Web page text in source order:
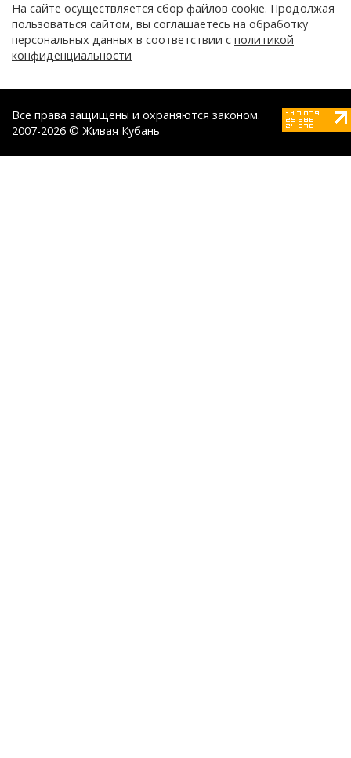
На сайте осуществляется сбор файлов cookie. Продолжая
пользоваться сайтом, вы соглашаетесь на обработку
персональных данных в соответствии с политикой
конфиденциальности
Все права защищены и охраняются законом.
2007-2026 © Живая Кубань